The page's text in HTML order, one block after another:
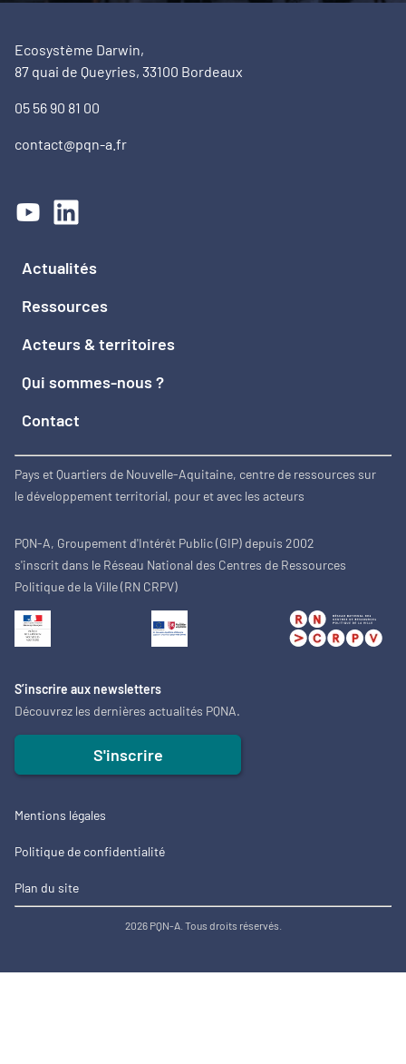
Ecosystème Darwin,
87 quai de Queyries, 33100 Bordeaux
05 56 90 81 00
contact@pqn-a.fr
Actualités
Ressources
Acteurs & territoires
Qui sommes-nous ?
Contact
Pays et Quartiers de Nouvelle-Aquitaine, centre de ressources sur
le développement territorial, pour et avec les acteurs
PQN-A, Groupement d'Intérêt Public (GIP) depuis 2002
s'inscrit dans le Réseau National des Centres de Ressources
Politique de la Ville (RN CRPV)
S’inscrire aux newsletters
Découvrez les dernières actualités PQNA.
S'inscrire
Mentions légales
Politique de confidentialité
Plan du site
2026 PQN-A. Tous droits réservés.